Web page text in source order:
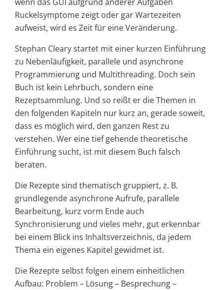
Ruckelsymptome zeigt oder gar Wartezeiten
aufweist, wird es Zeit für eine Veränderung.
Stephan Cleary startet mit einer kurzen Einführung
zu Nebenläufigkeit, parallele und asynchrone
Programmierung und Multithreading. Doch sein
Buch ist kein Lehrbuch, sondern eine
Rezeptsammlung. Und so reißt er die Themen in
den folgenden Kapiteln nur kurz an, gerade soweit,
dass es möglich wird, den ganzen Rest zu
verstehen. Wer eine tief gehende theoretische
Einführung sucht, ist mit diesem Buch falsch
beraten.
Die Rezepte sind thematisch gruppiert, z. B.
grundlegende asynchrone Aufrufe, parallele
Bearbeitung, kurz vorm Ende auch
Synchronisierung und vieles mehr, gut erkennbar
bei einem Blick ins Inhaltsverzeichnis, da jedem
Thema ein eigenes Kapitel gewidmet ist.
Die Rezepte selbst folgen einem einheitlichen
Aufbau: Problem – Lösung – Besprechung –